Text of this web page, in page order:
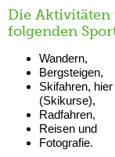
Die Aktivitäten
folgenden
Wandern,
Bergsteigen,
Skifahren,
(Skikurse),
Radfahren,
Reisen und
Fotografie.